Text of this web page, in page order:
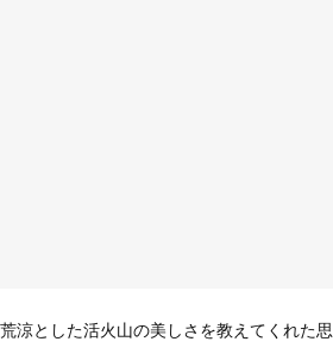
荒涼とした活火山の美しさを教えてくれた